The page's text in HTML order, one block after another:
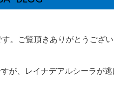
。ご覧頂きありがとうござい
が、レイナデアルシーラが逃